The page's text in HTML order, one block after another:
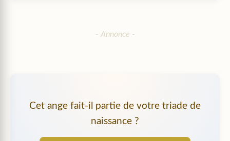
Cet ange fait-il partie de votre triade de
naissance ?